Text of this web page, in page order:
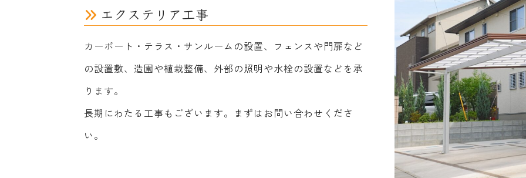
エクステリア工事
カーポート・テラス・サンルームの設置、フェンスや門扉など
の設置敷、造園や植栽整備、外部の照明や水栓の設置などを承
ります。
長期にわたる工事もございます。まずはお問い合わせくださ
い。